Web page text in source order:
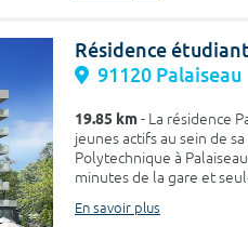
Résidence
91120 Palaiseau
19.85 km- La résidence
jeunes actifs au sein de
Polytechnique à
minutes de la gare et
En savoir plus